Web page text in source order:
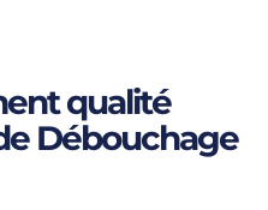
qualité
Débouchage